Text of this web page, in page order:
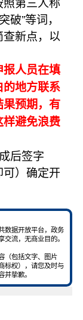
破”等词，
新点，以
人员在填
地方联系
预期，有
避免浪费
后签字
可）确定开
数据开放平台，政务
流，无商业目的。
（包括文字、图片
标权），请您及时与
挚歉。